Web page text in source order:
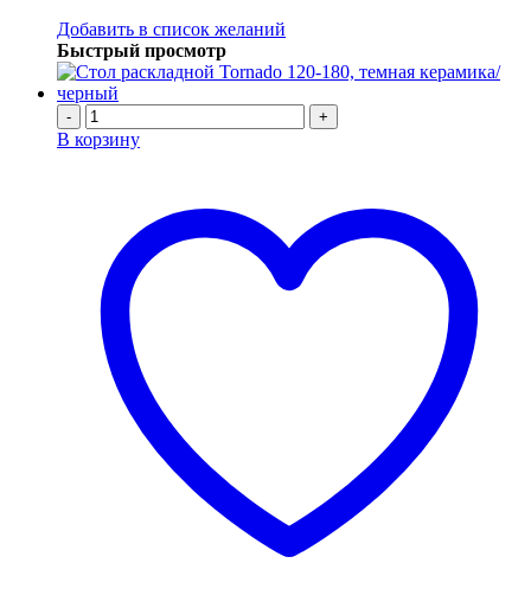
Добавить в список желаний
Быстрый просмотр
- +
В корзину